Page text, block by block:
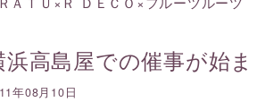
浜高島屋での催事が始ま
年08月10日